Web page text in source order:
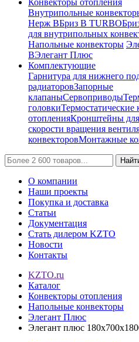
Конвекторы отопления
Внутрипольные
Нерж ВБриз В TURBO
для внутрипольных
Напольные конвекторы
ВЭлегант Плюс
Комплектующие
Гарнитура для нижнего
радиаторовЗапорные
клапаныСервоприводы
головкиТермостатические
отопленияКронштейны для
скорости вращения
конвекторовМонтажные
О компании
Наши проекты
Покупка и доставка
Статьи
Документация
Стать дилером KZTO
Новости
Контакты
KZTO.ru
Каталог
Конвекторы отопления
Напольные конвекторы
Элегант Плюс
Элегант плюс